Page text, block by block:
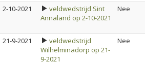
2-10-2021
veldwedstrijd Sint
Annaland op 2-10-2021
Nee
21-9-2021
veldwedstrijd
Wilhelminadorp op 21-
9-2021
Nee